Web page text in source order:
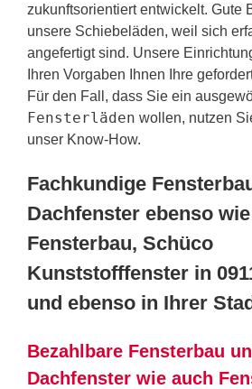
zukunftsorientiert entwickelt. Gute
unsere Schiebeläden, weil sich
angefertigt sind. Unsere
Ihren Vorgaben Ihnen Ihre
Für den Fall, dass Sie ein
Fensterläden wollen, nutzen
unser Know-How.
Fachkundige
Dachfenster ebenso
Fensterbau, Schüco
Kunststofffenster in
und ebenso in Ihrer
Bezahlbare Fensterbau
Dachfenster wie auch